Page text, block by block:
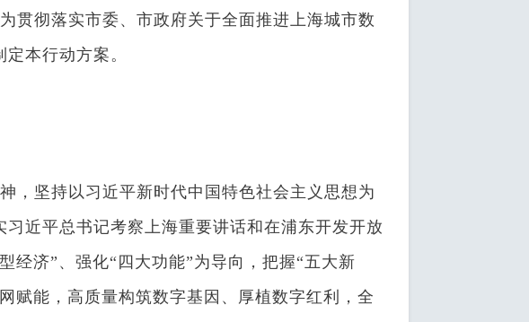
彻落实市委、市政府关于全面推进上海城市数
本行动方案。
坚持以习近平新时代中国特色社会主义思想为
近平总书记考察上海重要讲话和在浦东开发开放
经济”、强化“四大功能”为导向，把握“五大新
赋能，高质量构筑数字基因、厚植数字红利，全